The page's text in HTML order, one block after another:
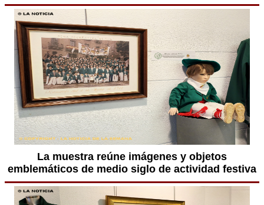
La muestra reúne imágenes y objetos
emblemáticos de medio siglo de actividad festiva